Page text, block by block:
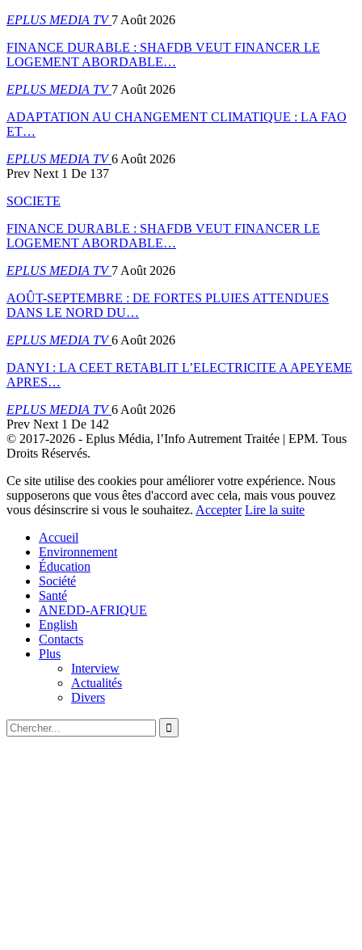
EPLUS MEDIA TV7 Août 2026
FINANCE DURABLE : SHAFDB VEUT FINANCER LE
LOGEMENT ABORDABLE…
EPLUS MEDIA TV7 Août 2026
ADAPTATION AU CHANGEMENT CLIMATIQUE : LA FAO
ET…
EPLUS MEDIA TV6 Août 2026
Prev Next 1 De 137
SOCIETE
FINANCE DURABLE : SHAFDB VEUT FINANCER LE
LOGEMENT ABORDABLE…
EPLUS MEDIA TV7 Août 2026
AOÛT-SEPTEMBRE : DE FORTES PLUIES ATTENDUES
DANS LE NORD DU…
EPLUS MEDIA TV6 Août 2026
DANYI : LA CEET RETABLIT L’ELECTRICITE A APEYEME
APRES…
EPLUS MEDIA TV6 Août 2026
Prev Next 1 De 142
© 2017-2026 - Eplus Média, l’Info Autrement Traitée | EPM. Tous
Droits Réservés.
Ce site utilise des cookies pour améliorer votre expérience. Nous
supposerons que vous êtes d'accord avec cela, mais vous pouvez
vous désinscrire si vous le souhaitez. Accepter Lire la suite
Accueil
Environnement
Éducation
Société
Santé
ANEDD-AFRIQUE
English
Contacts
Plus
Interview
Actualités
Divers